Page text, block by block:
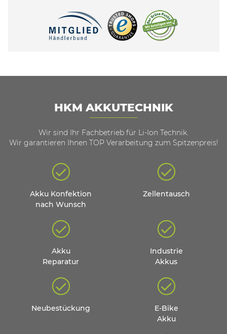
HKM AKKUTECHNIK
Wir sind Ihr Fachbetrieb für Li-Ion Technik.
Wir garantieren Ihnen TOP Verarbeitung zum Spitzenpreis!
Akku Konfektion
nach Wunsch
Zellentausch
Akku
Reparatur
Industrie
Akkus
Neubestückung
E-Bike
Akku